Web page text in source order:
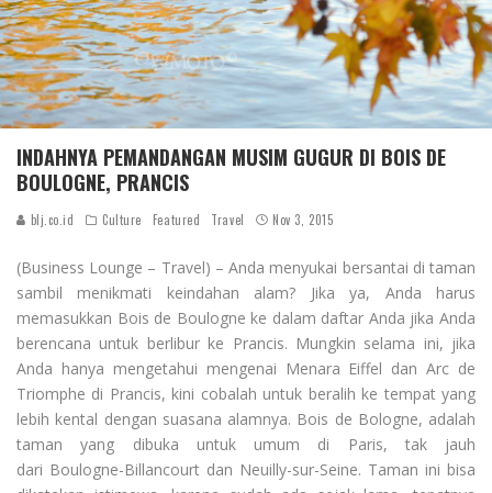
INDAHNYA PEMANDANGAN MUSIM GUGUR DI BOIS DE
BOULOGNE, PRANCIS
blj.co.id Culture Featured Travel Nov 3, 2015
(Business Lounge – Travel) – Anda menyukai bersantai di taman
sambil menikmati keindahan alam? Jika ya, Anda harus
memasukkan Bois de Boulogne ke dalam daftar Anda jika Anda
berencana untuk berlibur ke Prancis. Mungkin selama ini, jika
Anda hanya mengetahui mengenai Menara Eiffel dan Arc de
Triomphe di Prancis, kini cobalah untuk beralih ke tempat yang
lebih kental dengan suasana alamnya. Bois de Bologne, adalah
taman yang dibuka untuk umum di Paris, tak jauh
dari Boulogne-Billancourt dan Neuilly-sur-Seine. Taman ini bisa